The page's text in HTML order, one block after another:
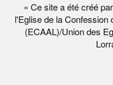
« Ce site a été créé
l'Eglise de la Confession
(ECAAL)/Union des